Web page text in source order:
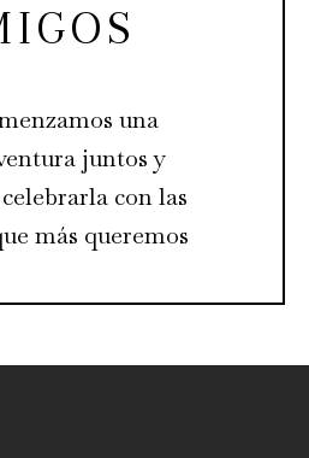
una
juntos y
con las
más queremos